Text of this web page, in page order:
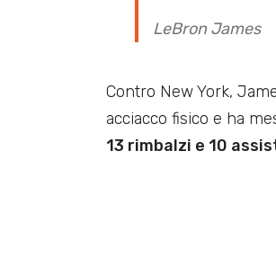
LeBron James
Contro New York,
acciacco fisico e ha
13 rimbalzi e 10